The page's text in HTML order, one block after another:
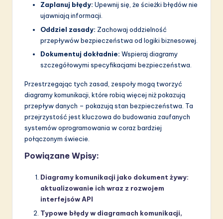
Zaplanuj błędy: Upewnij się, że ścieżki błędów nie
ujawniają informacji.
Oddziel zasady: Zachowaj oddzielność
przepływów bezpieczeństwa od logiki biznesowej.
Dokumentuj dokładnie: Wspieraj diagramy
szczegółowymi specyfikacjami bezpieczeństwa.
Przestrzegając tych zasad, zespoły mogą tworzyć
diagramy komunikacji, które robią więcej niż pokazują
przepływ danych – pokazują stan bezpieczeństwa. Ta
przejrzystość jest kluczowa do budowania zaufanych
systemów oprogramowania w coraz bardziej
połączonym świecie.
Powiązane Wpisy:
Diagramy komunikacji jako dokument żywy:
aktualizowanie ich wraz z rozwojem
interfejsów API
Typowe błędy w diagramach komunikacji,